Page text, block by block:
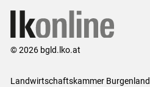
© 2026 bgld.lko.at
Landwirtschaftskammer Burgenland